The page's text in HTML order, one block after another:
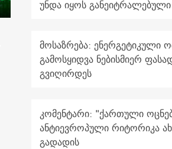
უნდა იყოს განეიტრალებული
მოსაზრება: ენერგეტიკული
გამოსყიდვა ნებისმიერ
გვიღირდეს
კომენტარი: "ქართული
ანტიევროპული რიტორიკა
გადადის